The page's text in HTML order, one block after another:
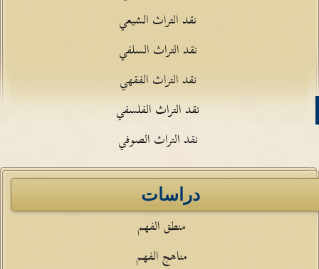
نقد التراث الشيعي
نقد التراث السلفي
نقد التراث الفقهي
نقد التراث الفلسفي
نقد التراث الصوفي
دراسات
منطق الفهم
مناهج الفهم